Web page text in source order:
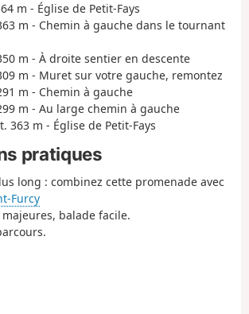
m - Église de Petit-Fays
m - Chemin à gauche dans le tournant
m - À droite sentier en descente
m - Muret sur votre gauche, remontez
m - Chemin à gauche
m - Au large chemin à gauche
363 m - Église de Petit-Fays
pratiques
long : combinez cette promenade avec
Furcy
balade facile.